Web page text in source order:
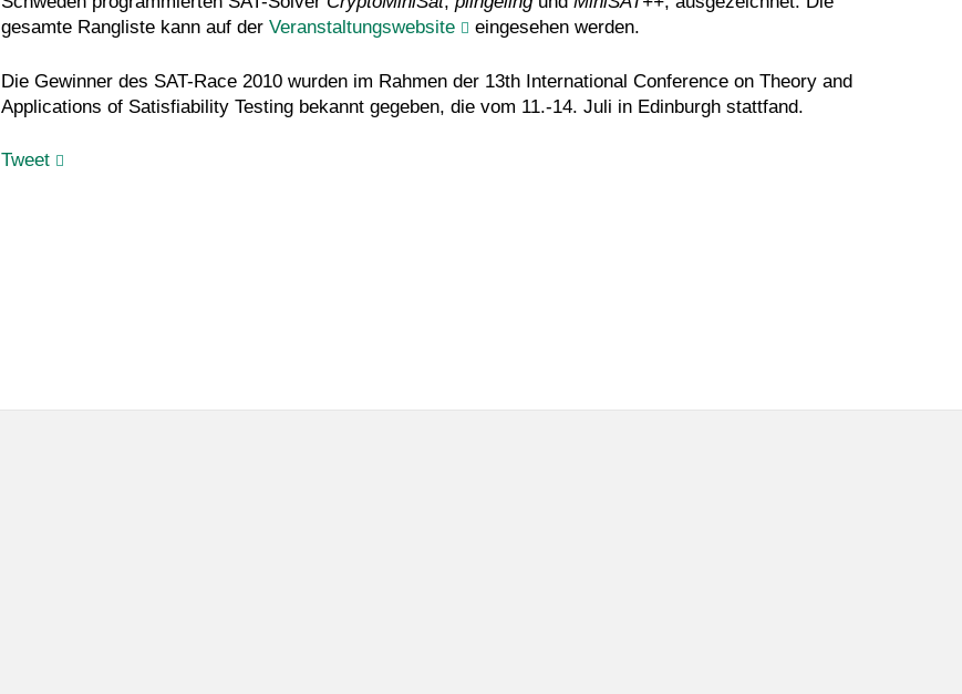
gesamte Rangliste kann auf der Veranstaltungswebsite eingesehen werden.
Die Gewinner des SAT-Race 2010 wurden im Rahmen der 13th International Conference on Theory and
Applications of Satisfiability Testing bekannt gegeben, die vom 11.-14. Juli in Edinburgh stattfand.
Tweet